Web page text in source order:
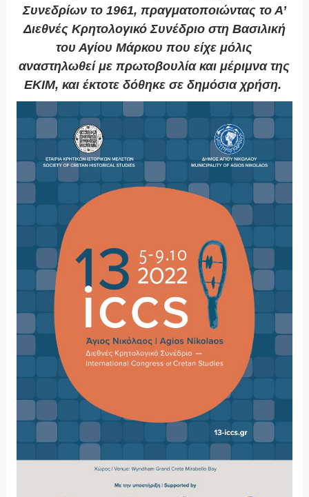
Συνεδρίων το 1961, πραγματοποιώντας το Α’
Διεθνές Κρητολογικό Συνέδριο στη Βασιλική
του Αγίου Μάρκου που είχε μόλις
αναστηλωθεί με πρωτοβουλία και μέριμνα της
ΕΚΙΜ, και έκτοτε δόθηκε σε δημόσια χρήση.